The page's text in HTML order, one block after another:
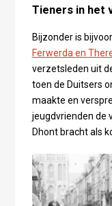
Tieners in het
Bijzonder is
Ferwerda en
verzetsleden uit
toen de Duitsers
maakte en
jeugdvrienden de
Dhont bracht als